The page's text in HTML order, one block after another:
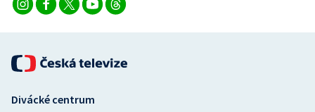
Divácké centrum